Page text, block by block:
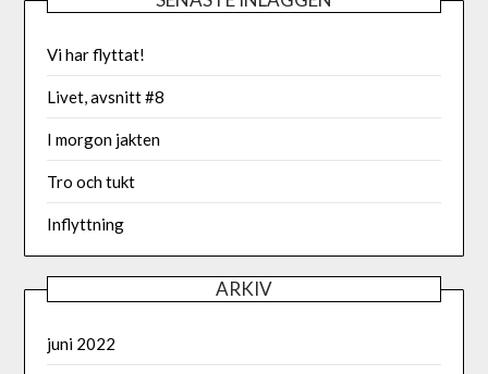
Vi har flyttat!
Livet, avsnitt #8
I morgon jakten
Tro och tukt
Inflyttning
ARKIV
juni 2022